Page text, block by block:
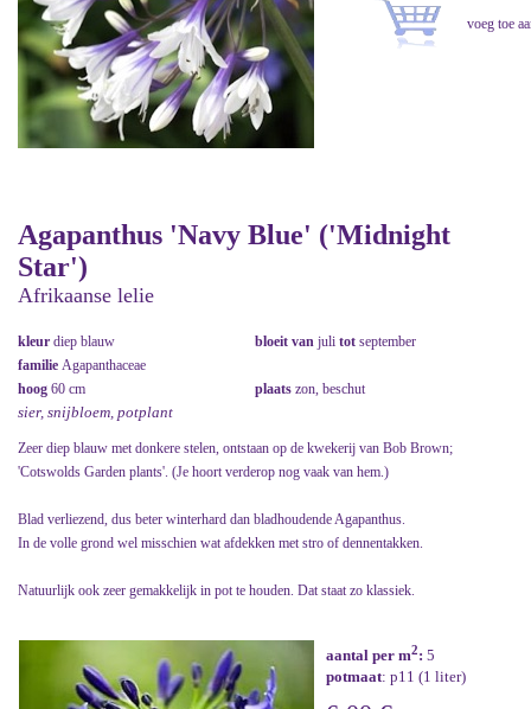
Agapanthus 'Navy Blue' ('Midnight
Star')
Afrikaanse lelie
kleur diep blauw bloeit van juli tot september
familie Agapanthaceae
hoog 60 cm plaats zon, beschut
sier, snijbloem, potplant
Zeer diep blauw met donkere stelen, ontstaan op de kwekerij van Bob Brown;
'Cotswolds Garden plants'. (Je hoort verderop nog vaak van hem.)
Blad verliezend, dus beter winterhard dan bladhoudende Agapanthus.
In de volle grond wel misschien wat afdekken met stro of dennentakken.
Natuurlijk ook zeer gemakkelijk in pot te houden. Dat staat zo klassiek.
aantal per m2: 5
potmaat: p11 (1 liter)